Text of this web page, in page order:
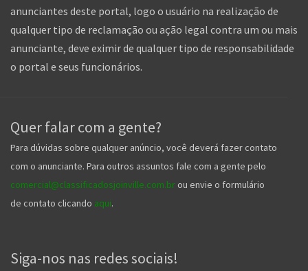
anunciantes deste portal, logo o usuário na realização de
qualquer tipo de reclamação ou ação legal contra um ou mais
anunciante, deve eximir de qualquer tipo de responsabilidade
o portal e seus funcionários.
Quer falar com a gente?
Para dúvidas sobre qualquer anúncio, você deverá fazer contato
com o anunciante. Para outros assuntos fale com a gente pelo
comercial@classificadosjoinville.com.br ou envie o formulário
de contato clicando aqui.
Siga-nos nas redes sociais!